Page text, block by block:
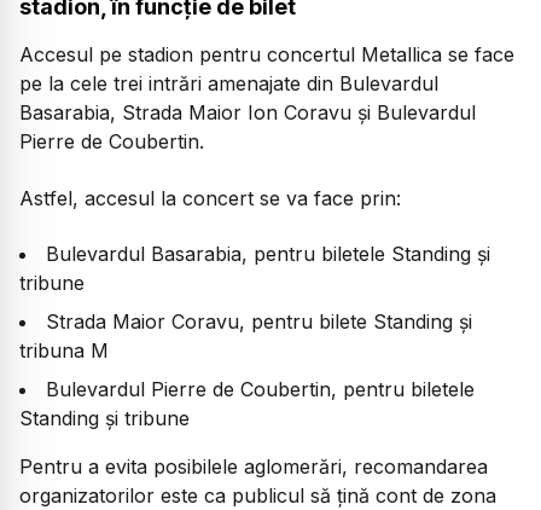
stadion, în funcție de bilet
Accesul pe stadion pentru concertul Metallica se face
pe la cele trei intrări amenajate din Bulevardul
Basarabia, Strada Maior Ion Coravu și Bulevardul
Pierre de Coubertin.
Astfel, accesul la concert se va face prin:
Bulevardul Basarabia, pentru biletele Standing și
tribune
Strada Maior Coravu, pentru bilete Standing și
tribuna M
Bulevardul Pierre de Coubertin, pentru biletele
Standing și tribune
Pentru a evita posibilele aglomerări, recomandarea
organizatorilor este ca publicul să țină cont de zona